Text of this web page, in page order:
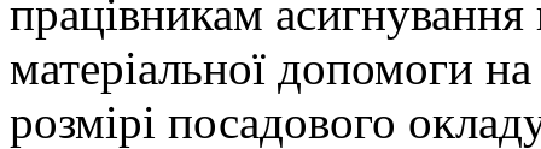
працівникам асигнування
матеріальної допомоги
розмірі посадового